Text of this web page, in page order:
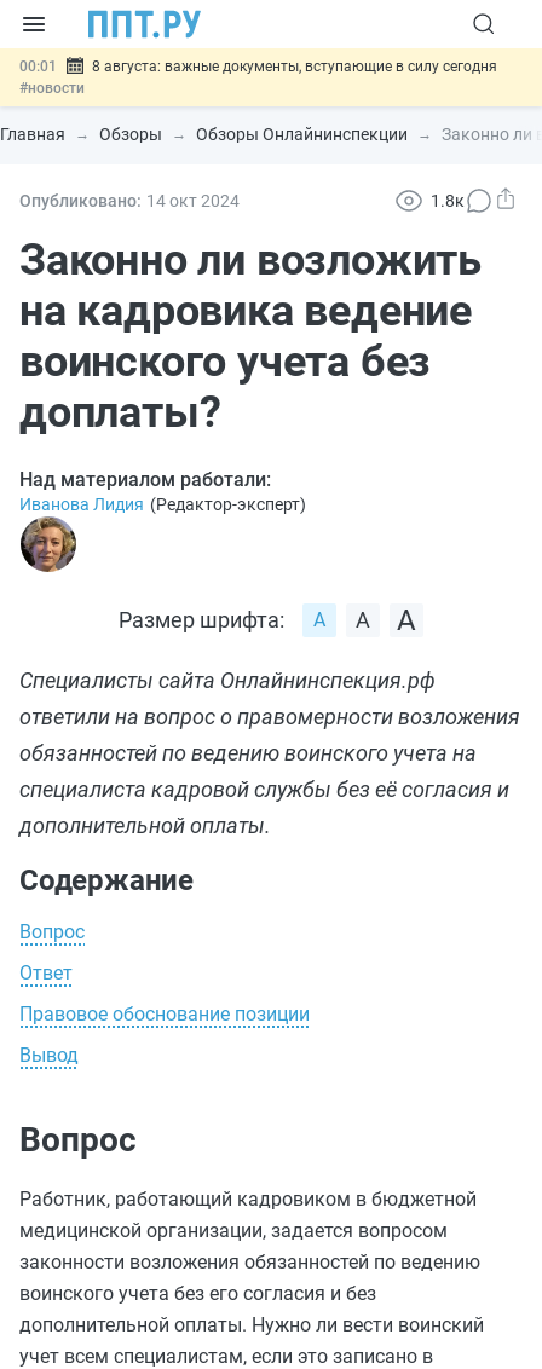
00:01
8 августа: важные документы, вступающие в силу сегодня
#новости
07.08 Подписан закон о блокировке продажи опасных товаров через
«Честный знак»#новости
07.08 Госпошлину за устранение ошибок в документах предлагают
07.08
отношений#новости
Главная Обзоры Обзоры Онлайнинспекции Законно ли
Опубликовано: 14 окт2024 1.8к
Законно ли возложить
на кадровика ведение
воинского учета без
доплаты?
Над материалом работали:
Иванова Лидия (Редактор-эксперт)
Размер шрифта:
Специалисты сайта Онлайнинспекция.рф
ответили на вопрос о правомерности возложения
обязанностей по ведению воинского учета на
специалиста кадровой службы без её согласия и
дополнительной оплаты.
Содержание
Вопрос
Ответ
Правовое обоснование позиции
Вывод
Вопрос
Работник, работающий кадровиком в бюджетной
медицинской организации, задается вопросом
законности возложения обязанностей по ведению
воинского учета без его согласия и без
дополнительной оплаты. Нужно ли вести воинский
учет всем специалистам, если это записано в